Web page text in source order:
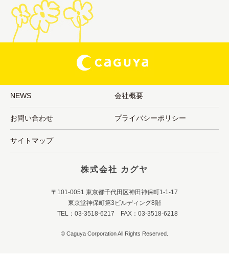
NEWS 会社概要
お問い合わせ プライバシーポリシー
サイトマップ
株式会社 カグヤ
〒101-0051 東京都千代田区神田神保町1-1-17
東京堂神保町第3ビルディング8階
TEL：03-3518-6217 FAX：03-3518-6218
© Caguya Corporation All Rights Reserved.